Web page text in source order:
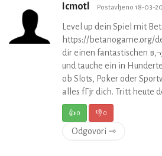
Icmotl Postavljeno 18-03-
Level up dein Spiel mit
https://betanogame.org/
dir einen fantastischen
und tauche ein in
ob Slots, Poker oder
alles fГјr dich. Tritt heute
👍0 👎0
Odgovori ⇾